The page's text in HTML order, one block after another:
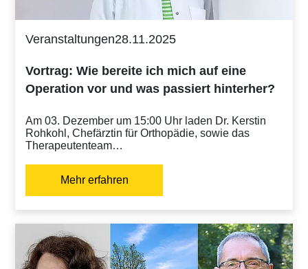
Veranstaltungen28.11.2025
Vortrag: Wie bereite ich mich auf eine
Operation vor und was passiert hinterher?
Am 03. Dezember um 15:00 Uhr laden Dr. Kerstin
Rohkohl, Chefärztin für Orthopädie, sowie das
Therapeutenteam…
Mehr erfahren